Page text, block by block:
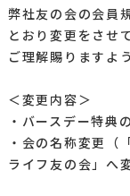
弊社友の会の会員
とおり変更をさせ
ご理解賜りますよ
＜変更内容＞
・バースデー特典
・会の名称変更（
ライフ友の会」へ